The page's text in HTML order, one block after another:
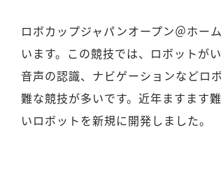
ロボカップジャパンオープン＠ホー
います。この競技では、ロボットが
音声の認識、ナビゲーションなどロ
難な競技が多いです。近年ますます
いロボットを新規に開発しました。